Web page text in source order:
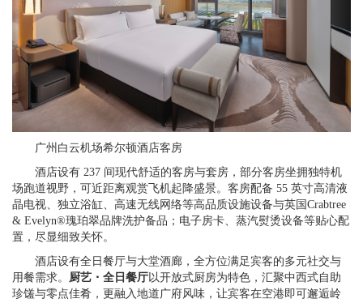
广州白云机场希尔顿酒店客房
酒店设有 237 间现代舒适的客房与套房，部分客房坐拥独特机
场跑道视野，可近距离观赏飞机起降盛景。客房配备 55 英寸高清液
晶电视、独立浴缸、高速无线网络等高品质设施设备与英国Crabtree
& Evelyn®瑰珀翠品牌洗护备品；电子房卡、蒸汽熨烫设备等贴心配
置，尽显细致关怀。
酒店设有全日餐厅与大堂酒廊，全方位满足宾客的多元社交与
用餐需求。 厨艺・全日餐厅以开放式厨房为特色，汇聚中西式自助
珍馐与零点佳肴，更融入地道广府风味，让宾客在空港即可邂逅岭